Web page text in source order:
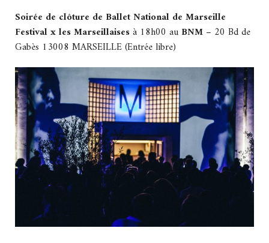
Soirée de clôture de Ballet National de Marseille
Festival x les Marseillaisesà 18h00 au BNM – 20 Bd de
Gabès 13008 MARSEILLE (Entrée libre)